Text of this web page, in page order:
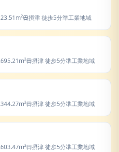
23.51m² 摂津徒歩5分準工業地域
695.21m² 摂津徒歩5分準工業地域
344.27m² 摂津徒歩5分準工業地域
603.47m² 摂津徒歩5分準工業地域